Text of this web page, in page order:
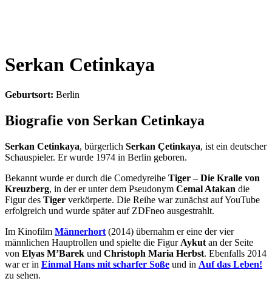
Serkan Cetinkaya
Geburtsort: Berlin
Biografie von Serkan Cetinkaya
Serkan Cetinkaya, bürgerlich Serkan Çetinkaya, ist ein deutscher
Schauspieler. Er wurde 1974 in Berlin geboren.
Bekannt wurde er durch die Comedyreihe Tiger – Die Kralle von
Kreuzberg, in der er unter dem Pseudonym Cemal Atakan die
Figur des Tiger verkörperte. Die Reihe war zunächst auf YouTube
erfolgreich und wurde später auf ZDFneo ausgestrahlt.
Im Kinofilm Männerhort (2014) übernahm er eine der vier
männlichen Hauptrollen und spielte die Figur Aykut an der Seite
von Elyas M’Barek und Christoph Maria Herbst. Ebenfalls 2014
war er in Einmal Hans mit scharfer Soße und in Auf das Leben!
zu sehen.